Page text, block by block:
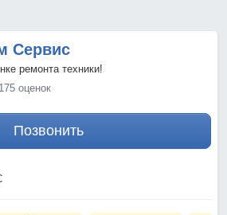
Сервис
ремонта техники!
оценок
Позвонить